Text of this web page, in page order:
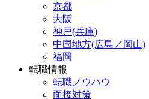
京都
大阪
神戸(兵庫)
中国地方(広島／岡山)
福岡
転職情報
転職ノウハウ
面接対策